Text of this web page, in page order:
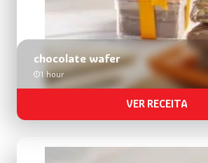
chocolate wafer
1 hour
VER RECEITA